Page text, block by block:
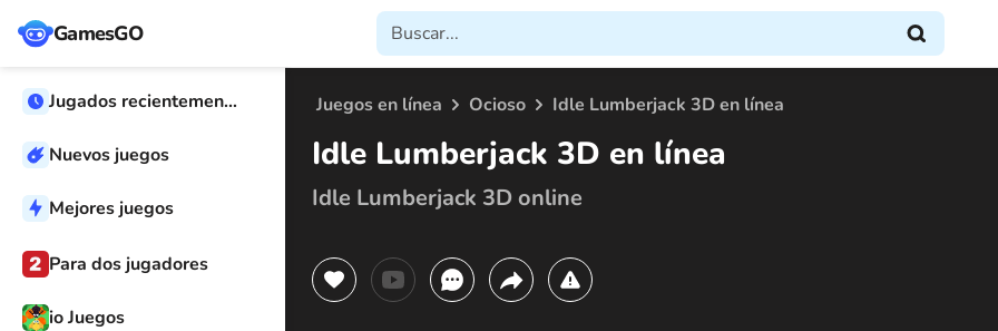
GamesGO
Jugados recientemente
Nuevos juegos
Mejores juegos
Para dos jugadores
io Juegos
Juegos en línea Ocioso Idle Lumberjack 3D en línea
Idle Lumberjack 3D en línea
Idle Lumberjack 3D online